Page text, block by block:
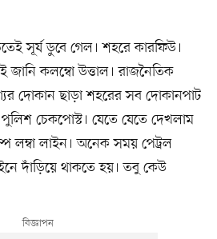
সূর্য ডুবে গেল। শহরে কারফিউ।
জানি কলম্বো উত্তাল। রাজনৈতিক
দোকান ছাড়া শহরের সব দোকানপাট
পুলিশ চেকপোস্ট। যেতে যেতে দেখলাম
লম্বা লাইন। অনেক সময় পেট্রল
দাঁড়িয়ে থাকতে হয়। তবু কেউ